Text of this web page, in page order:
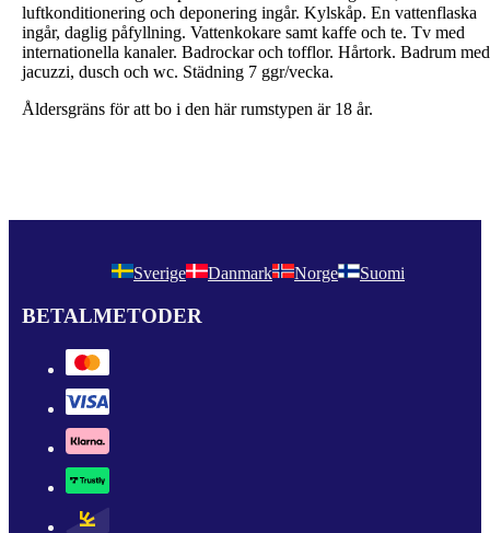
luftkonditionering och deponering ingår. Kylskåp. En vattenflaska
ingår, daglig påfyllning. Vattenkokare samt kaffe och te. Tv med
internationella kanaler. Badrockar och tofflor. Hårtork. Badrum med
jacuzzi, dusch och wc. Städning 7 ggr/vecka.
Åldersgräns för att bo i den här rumstypen är 18 år.
Sverige Danmark Norge Suomi
BETALMETODER